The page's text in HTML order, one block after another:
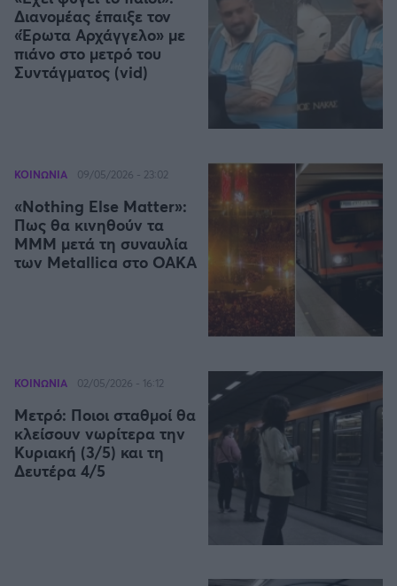
Παναιτωλικός
Καλαμάτα
Ρεάλ Μαδρίτης
Ατλέτικο Μαδρίτης
Μάντσεστερ Γιουνάιτεντ
Λίβερπουλ
Τσέλσι
Διανομέας έπαιξε τον
«Έρωτα Αρχάγγελο» με
πιάνο στο μετρό του
Συντάγματος (vid)
ΚΟΙΝΩΝΙΑ 09/05/2026 - 23:02
«Nothing Else Matter»:
Πως θα κινηθούν τα
ΜΜΜ μετά τη συναυλία
των Metallica στο ΟΑΚΑ
ΚΟΙΝΩΝΙΑ 02/05/2026 - 16:12
Μετρό: Ποιοι σταθμοί θα
κλείσουν νωρίτερα την
Κυριακή (3/5) και τη
Δευτέρα 4/5